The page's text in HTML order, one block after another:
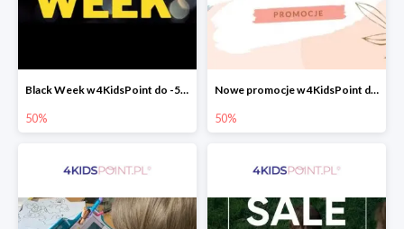
Black Week w 4KidsPoint do -50%
50%
Nowe promocje w 4KidsPoint do -50%
50%